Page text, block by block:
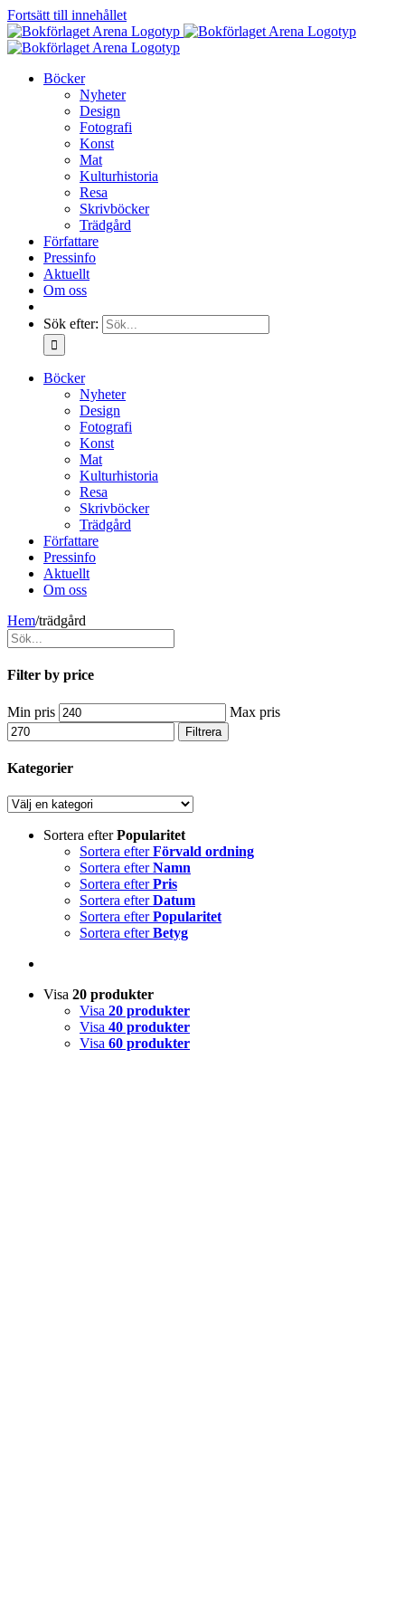
Fortsätt till innehållet
Böcker
Nyheter
Design
Fotografi
Konst
Mat
Kulturhistoria
Resa
Skrivböcker
Trädgård
Författare
Pressinfo
Aktuellt
Om oss
Sök efter:
Böcker
Nyheter
Design
Fotografi
Konst
Mat
Kulturhistoria
Resa
Skrivböcker
Trädgård
Författare
Pressinfo
Aktuellt
Om oss
Hem/trädgård
Filter by price
Min pris Max pris
Filtrera
Kategorier
Sortera efterPopularitet
Sortera efterFörvald ordning
Sortera efterNamn
Sortera efterPris
Sortera efterDatum
Sortera efterPopularitet
Sortera efterBetyg
Visa 20 produkter
Visa 20 produkter
Visa 40 produkter
Visa 60 produkter